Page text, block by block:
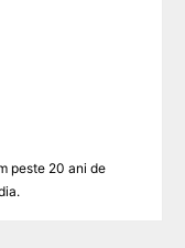
peste 20 ani de